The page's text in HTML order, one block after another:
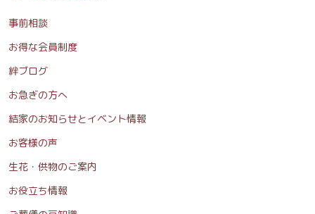
事前相談
お得な会員制度
絆ブログ
お急ぎの方へ
結家のお知らせとイベント情報
お客様の声
生花・供物のご案内
お役立ち情報